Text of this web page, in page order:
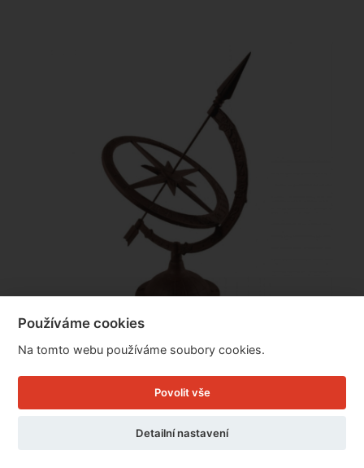
Litinové sluneční hodiny na podstavci
34,3x39,8x54,2cm
Používáme cookies
Na tomto webu používáme soubory cookies.
Povolit vše
Detailní nastavení